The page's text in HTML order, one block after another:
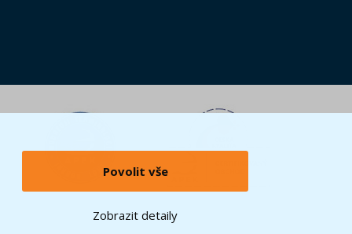
Povolit vše
Zobrazit detaily